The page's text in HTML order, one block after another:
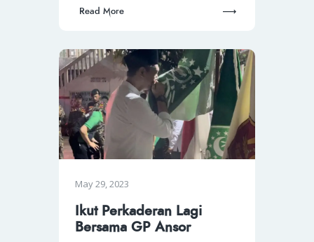
Read More
May 29, 2023
Ikut Perkaderan Lagi
Bersama GP Ansor